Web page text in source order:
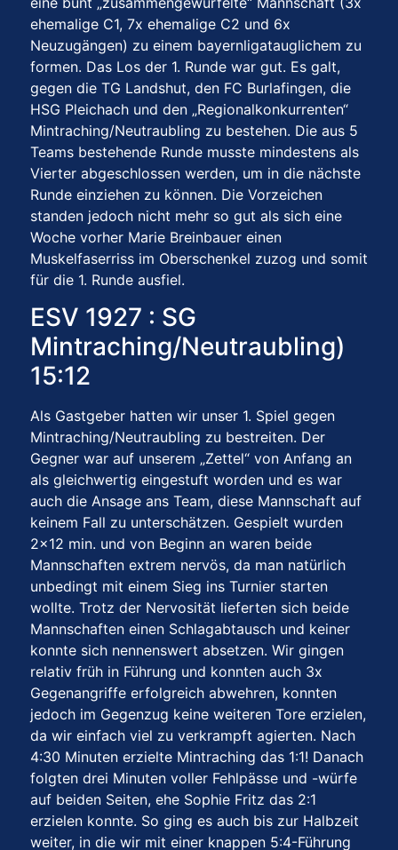
ehemalige C1, 7x ehemalige C2 und 6x
Neuzugängen) zu einem bayernligatauglichem zu
formen. Das Los der 1. Runde war gut. Es galt,
gegen die TG Landshut, den FC Burlafingen, die
HSG Pleichach und den „Regionalkonkurrenten“
Mintraching/Neutraubling zu bestehen. Die aus 5
Teams bestehende Runde musste mindestens als
Vierter abgeschlossen werden, um in die nächste
Runde einziehen zu können. Die Vorzeichen
standen jedoch nicht mehr so gut als sich eine
Woche vorher Marie Breinbauer einen
Muskelfaserriss im Oberschenkel zuzog und somit
für die 1. Runde ausfiel.
ESV 1927 : SG
Mintraching/Neutraubling)
15:12
Als Gastgeber hatten wir unser 1. Spiel gegen
Mintraching/Neutraubling zu bestreiten. Der
Gegner war auf unserem „Zettel“ von Anfang an
als gleichwertig eingestuft worden und es war
auch die Ansage ans Team, diese Mannschaft auf
keinem Fall zu unterschätzen. Gespielt wurden
2×12 min. und von Beginn an waren beide
Mannschaften extrem nervös, da man natürlich
unbedingt mit einem Sieg ins Turnier starten
wollte. Trotz der Nervosität lieferten sich beide
Mannschaften einen Schlagabtausch und keiner
konnte sich nennenswert absetzen. Wir gingen
relativ früh in Führung und konnten auch 3x
Gegenangriffe erfolgreich abwehren, konnten
jedoch im Gegenzug keine weiteren Tore erzielen,
da wir einfach viel zu verkrampft agierten. Nach
4:30 Minuten erzielte Mintraching das 1:1! Danach
folgten drei Minuten voller Fehlpässe und -würfe
auf beiden Seiten, ehe Sophie Fritz das 2:1
erzielen konnte. So ging es auch bis zur Halbzeit
weiter, in die wir mit einer knappen 5:4-Führung